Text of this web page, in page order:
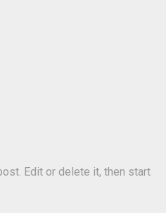
Edit or delete it, then start